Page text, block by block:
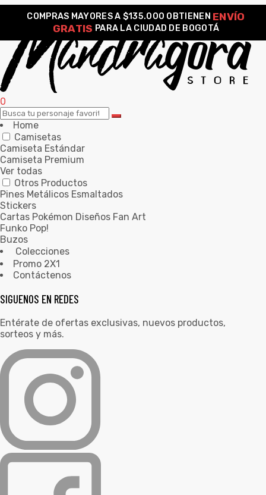
COMPRAS MAYORES A $135.000 OBTIENEN ENVÍO
GRATIS PARA LA CIUDAD DE BOGOTÁ
0
Home
Camisetas
Camiseta Estándar
Camiseta Premium
Ver todas
Otros Productos
Pines Metálicos Esmaltados
Stickers
Cartas Pokémon Diseños Fan Art
Funko Pop!
Buzos
Colecciones
Promo 2X1
Contáctenos
SIGUENOS EN REDES
Entérate de ofertas exclusivas, nuevos productos,
sorteos y más.